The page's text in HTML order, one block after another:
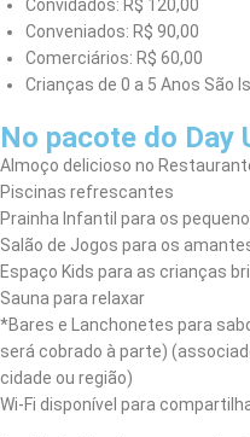
Convidados: R$ 120,00
Conveniados: R$ 90,00
Comerciários: R$ 60,00
Crianças de 0 a 5 Anos São
No pacote do Day
Almoço delicioso no
Piscinas refrescantes
Prainha Infantil para os
Salão de Jogos para os
Espaço Kids para as crianças
Sauna para relaxar
*Bares e Lanchonetes para
será cobrado à parte)
cidade ou região)
Wi-Fi disponível para